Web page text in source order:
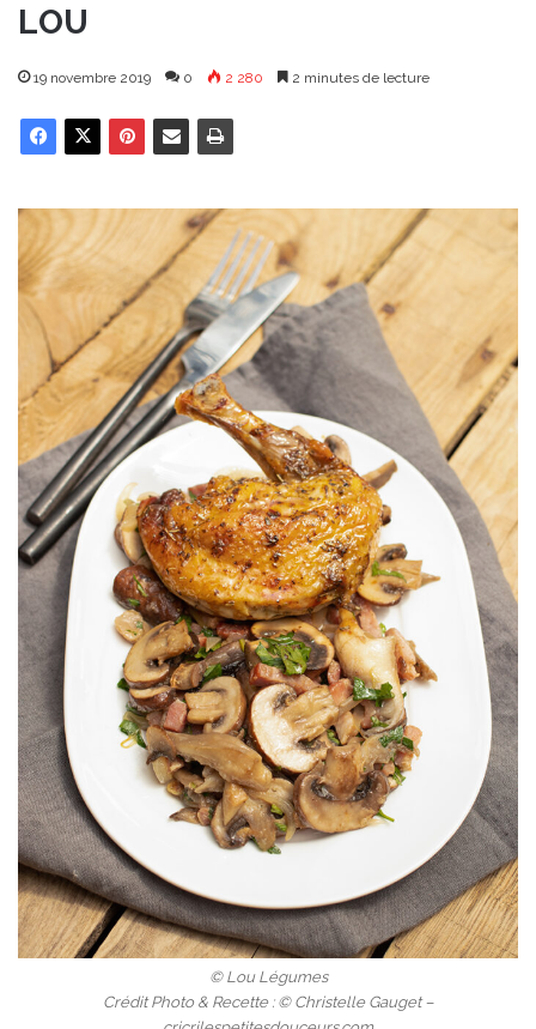
LOU
19 novembre 2019 0 2 280 2 minutes de lecture
© Lou Légumes
Crédit Photo & Recette : © Christelle Gauget –